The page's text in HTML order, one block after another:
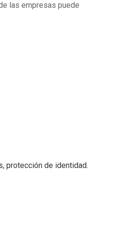
las empresas puede
protección de identidad.